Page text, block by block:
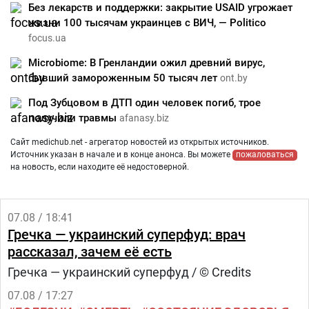
Без лекарств и поддержки: закрытие USAID угрожает
жизни 100 тысячам украинцев с ВИЧ, — Politico
focus.ua
Microbiome: В Гренландии ожил древний вирус,
бывший замороженным 50 тысяч летont.by
Под Зубцовом в ДТП один человек погиб, трое
получили травмы afanasy.biz
Сайт medichub.net - агрегатор новостей из открытых источников.
Источник указан в начале и в конце анонса. Вы можете
пожаловаться
на новость, если находите её недостоверной.
07.08 / 18:41
Гречка — украинский суперфуд: врач
рассказал, зачем её есть
Гречка — украинский суперфуд / © Credits
07.08 / 17:27